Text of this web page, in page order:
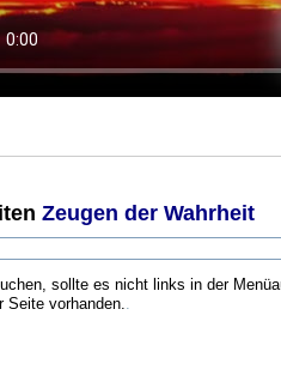
Zeugen der Wahrheit
sollte es nicht links in der
Seite vorhanden..